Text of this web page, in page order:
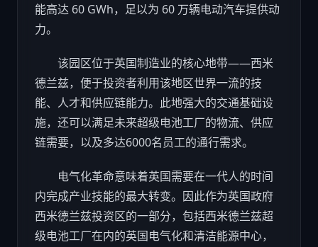
能高达 60 GWh，足以为 60 万辆电动汽车提供动
力。
该园区位于英国制造业的核心地带——西米
德兰兹，便于投资者利用该地区世界一流的技
能、人才和供应链能力。此地强大的交通基础设
施，还可以满足未来超级电池工厂的物流、供应
链需要，以及多达6000名员工的通行需求。
电气化革命意味着英国需要在一代人的时间
内完成产业技能的最大转变。因此作为英国政府
西米德兰兹投资区的一部分，包括西米德兰兹超
级电池工厂在内的英国电气化和清洁能源中心，